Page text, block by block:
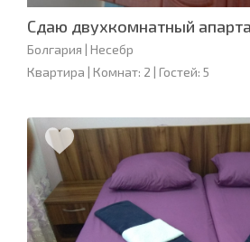
Сдаю двухкомнатный
Болгария | Несебр
Квартира | Комнат: 2 | Гостей: 5